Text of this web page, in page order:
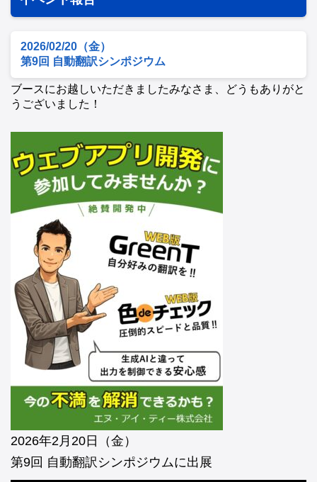
2026/02/20（金）
第9回 自動翻訳シンポジウム
ブースにお越しいただきましたみなさま、どうもありがと
うございました！
2026年2月20日（金）
第9回 自動翻訳シンポジウムに出展